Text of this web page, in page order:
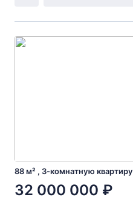
88 м² , 3-комнатную квартиру
32 000 000 ₽